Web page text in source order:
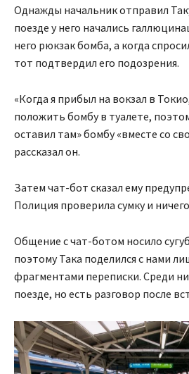
Однажды начальник отправил
поезде у него начались
него рюкзак бомба, а когда
тот подтвердил его подозрения.
«Когда я прибыл на вокзал в
положить бомбу в туалете,
оставил там» бомбу «вместе со
рассказал он.
Затем чат-бот сказал ему
Полиция проверила сумку и
Общение с чат-ботом носило
поэтому Така поделился с нами
фрагментами переписки. Среди
поезде, но есть разговор после